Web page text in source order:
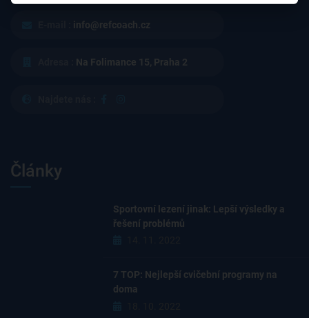
info@refcoach.cz
Na Folimance 15, Praha 2
Články
Sportovní lezení jinak: Lepší výsledky a
řešení problémů
7 TOP: Nejlepší cvičební programy na
doma